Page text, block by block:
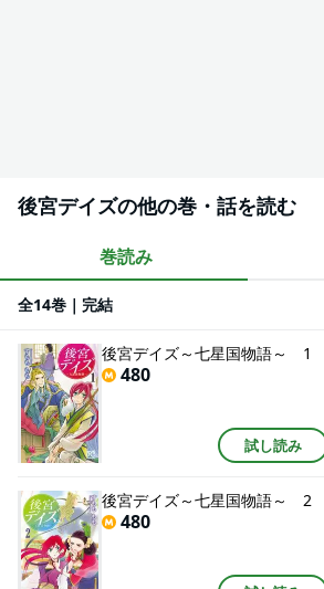
後宮デイズの他の巻・話を読む
巻読み
全14巻｜完結
後宮デイズ～七星国物語～ 1
480
試し読み
後宮デイズ～七星国物語～ 2
480